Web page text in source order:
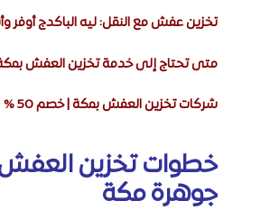
تخزين عفش مع النقل: ليه الباكدج أوفر
متى تحتاج إلى خدمة تخزين العفش
شركات تخزين العفش بمكة | خصم 50 %
خطوات تخزين
جوهرة مكة